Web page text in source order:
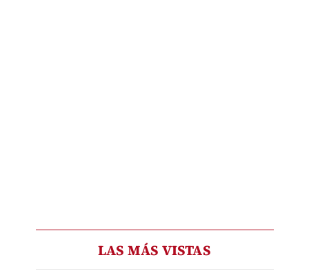
LAS MÁS VISTAS